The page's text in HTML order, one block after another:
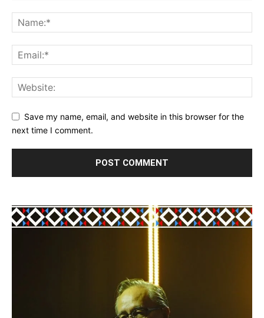
Save my name, email, and website in this browser for the
next time I comment.